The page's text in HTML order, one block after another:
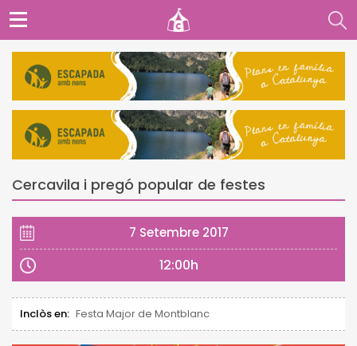
Cercavila i pregó popular de festes
7 Setembre 2017
12:00h
Inclòs en: Festa Major de Montblanc